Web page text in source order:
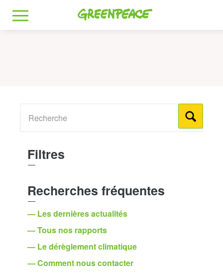
Greenpeace
MENU
Filtres
Recherches fréquentes
— Les dernières actualités
— Tous nos rapports
— Le dérèglement climatique
— Comment nous contacter